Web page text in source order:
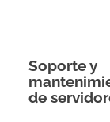
Soporte y
de